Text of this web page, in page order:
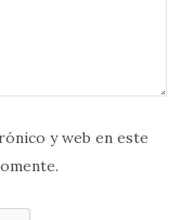
y web en este